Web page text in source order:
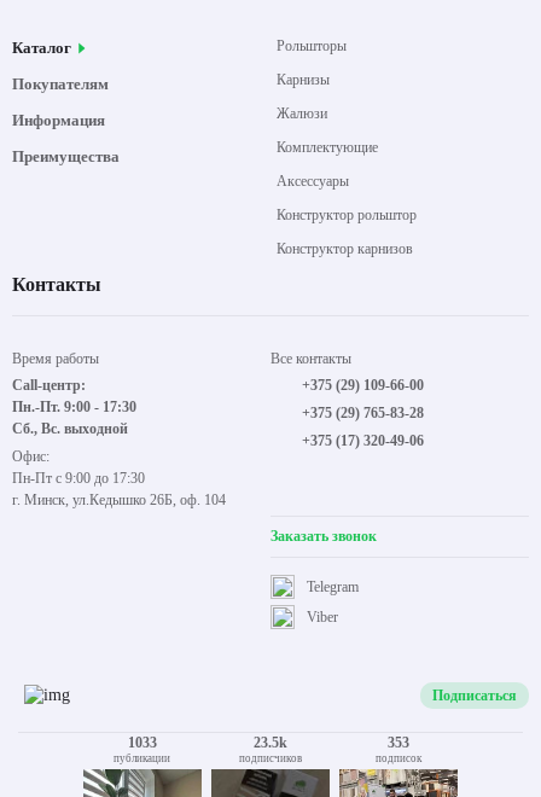
Каталог
Покупателям
Информация
Преимущества
Рольшторы
Карнизы
Жалюзи
Комплектующие
Аксессуары
Конструктор рольштор
Конструктор карнизов
Контакты
Время работы
Call-центр:
Пн.-Пт. 9:00 - 17:30
Сб., Вс. выходной
Офис:
Пн-Пт с 9:00 до 17:30
г. Минск, ул.Кедышко 26Б, оф. 104
Все контакты
+375 (29) 109-66-00
+375 (29) 765-83-28
+375 (17) 320-49-06
Заказать звонок
Viber
Telegram
Подписаться
1033
публикации
23.5k
подписчиков
353
подписок